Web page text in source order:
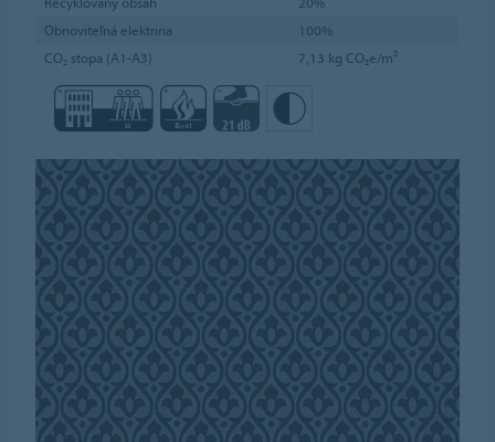
Obnoviteľná elektrina
100%
CO₂ stopa (A1-A3)
7,13 kg CO₂e/m²